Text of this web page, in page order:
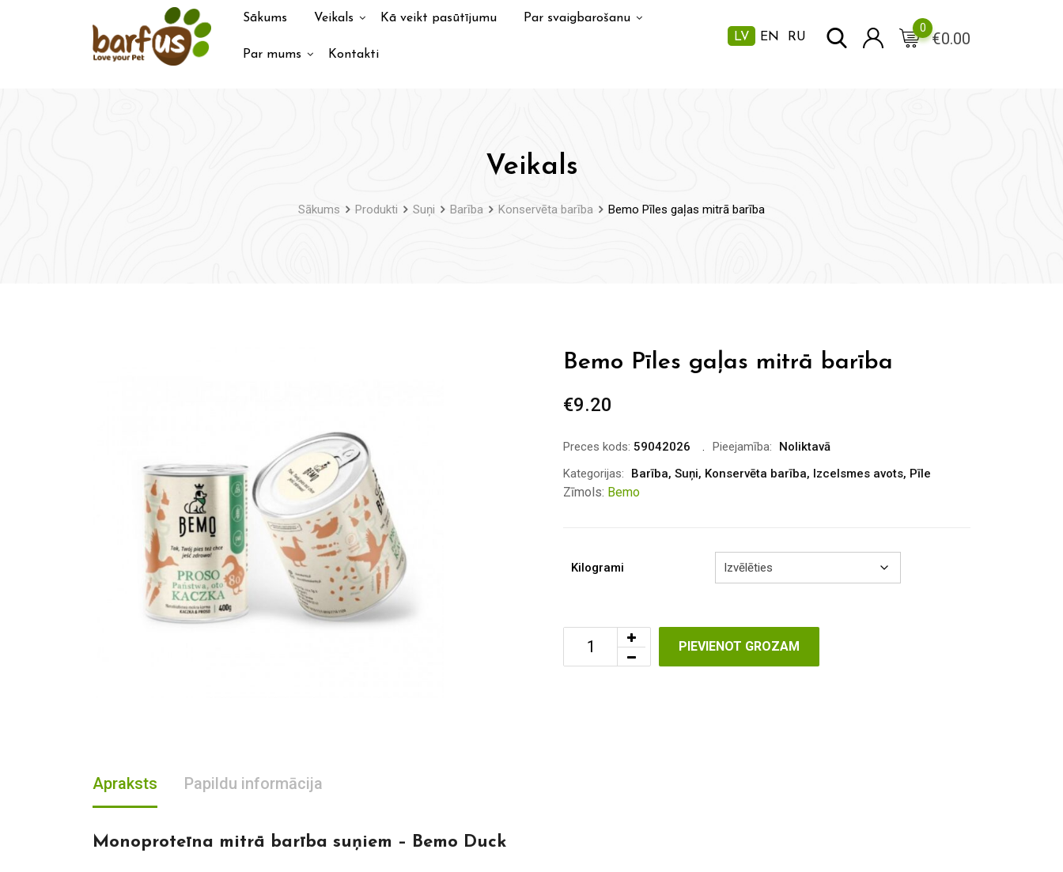
Sākums Veikals Kā veikt pasūtījumu Par svaigbarošanu
Par mums Kontakti
LV EN RU €0.00
0
Veikals
Sākums Produkti Suņi Barība Konservēta barība Bemo Pīles gaļas mitrā barība
Bemo Pīles gaļas mitrā barība
€9.20
Preces kods: 59042026 Pieejamība:
Noliktavā
Kategorijas:
Barība, Suņi, Konservēta barība, Izcelsmes avots, Pīle
Zīmols: Bemo
Kilogrami
PIEVIENOT GROZAM
Apraksts Papildu informācija
Monoproteīna mitrā barība suņiem – Bemo Duck